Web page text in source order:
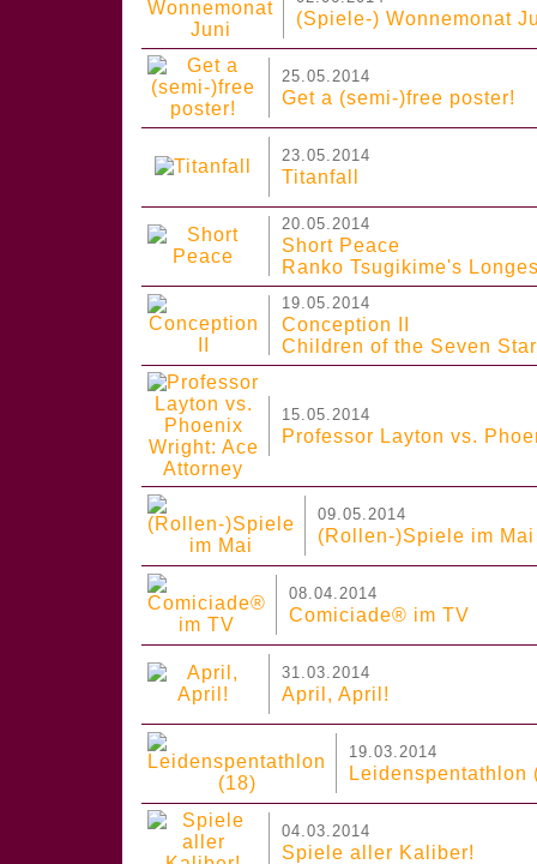
(Spiele-) Wonnemonat
25.05.2014
Get a (semi-)free poster!
23.05.2014
Titanfall
20.05.2014
Short Peace
Ranko Tsugikime's
19.05.2014
Conception II
Children of the Seven
15.05.2014
Professor Layton vs.
09.05.2014
(Rollen-)Spiele im Mai
08.04.2014
Comiciade® im TV
31.03.2014
April, April!
19.03.2014
Leidenspentathlon
04.03.2014
Spiele aller Kaliber!